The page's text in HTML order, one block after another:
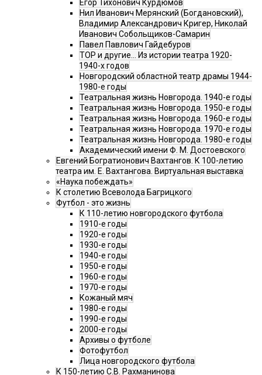
Егор Тихонович Курдюмов
Нил Иванович Мерянский (Богдановский),
Владимир Александрович Кригер, Николай
Иванович Собольщиков-Самарин
Павел Павлович Гайдебуров
ТОР и другие… Из истории театра 1920-
1940-х годов
Новгородский областной театр драмы 1944-
1980-е годы
Театральная жизнь Новгорода. 1940-е годы
Театральная жизнь Новгорода. 1950-е годы
Театральная жизнь Новгорода. 1960-е годы
Театральная жизнь Новгорода. 1970-е годы
Театральная жизнь Новгорода. 1980-е годы
Академический имени Ф. М. Достоевского
Евгений Богратионович Вахтангов. К 100-летию
театра им. Е. Вахтангова. Виртуальная выставка
«Наука побеждать»
К столетию Всеволода Багрицкого
Футбол - это жизнь
К 110-летию новгородского футбола
1910-е годы
1920-е годы
1930-е годы
1940-е годы
1950-е годы
1960-е годы
1970-е годы
Кожаный мяч
1980-е годы
1990-е годы
2000-е годы
Архивы о футболе
Фотофутбол
Лица новгородского футбола
К 150-летию С.В. Рахманинова